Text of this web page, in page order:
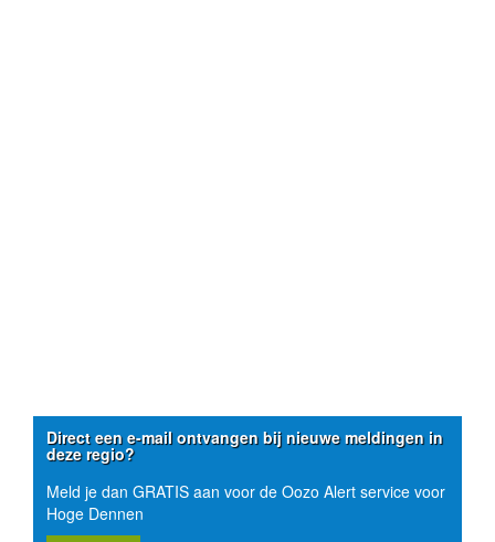
Direct een e-mail ontvangen bij nieuwe meldingen in
deze regio?
Meld je dan GRATIS aan voor de Oozo Alert service voor
Hoge Dennen